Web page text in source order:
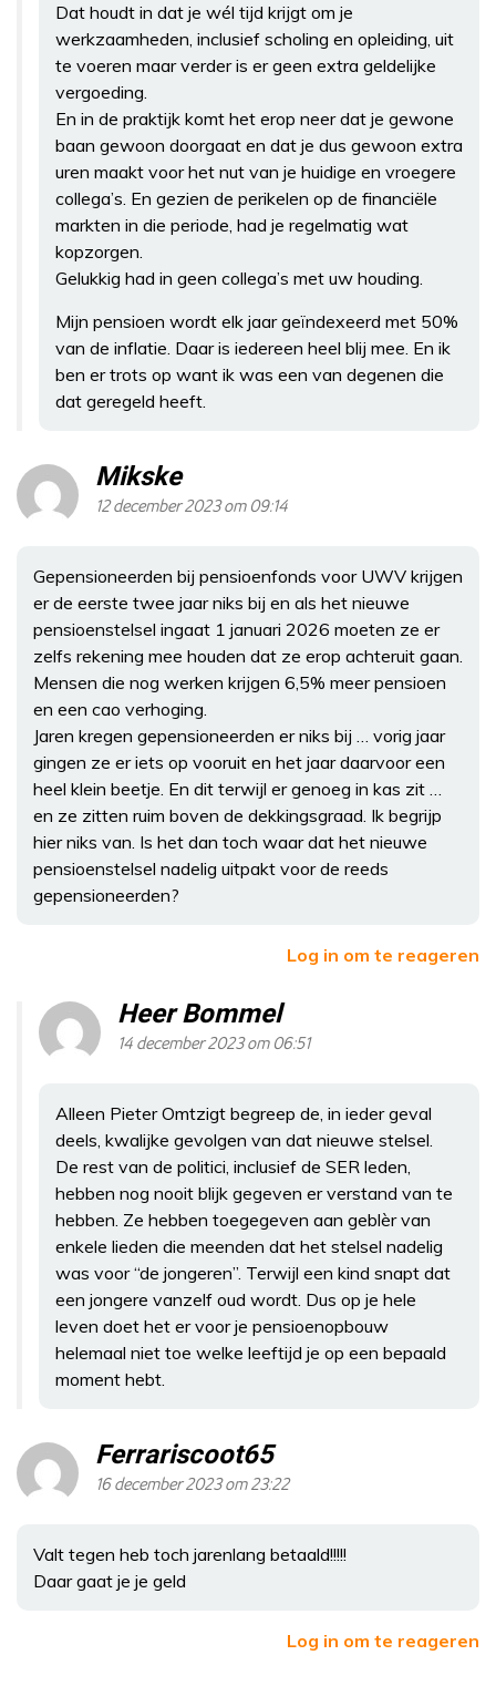
Dat houdt in dat je wél tijd krijgt om je
werkzaamheden, inclusief scholing en opleiding, uit
te voeren maar verder is er geen extra geldelijke
vergoeding.
En in de praktijk komt het erop neer dat je gewone
baan gewoon doorgaat en dat je dus gewoon extra
uren maakt voor het nut van je huidige en vroegere
collega’s. En gezien de perikelen op de financiële
markten in die periode, had je regelmatig wat
kopzorgen.
Gelukkig had in geen collega’s met uw houding.
Mijn pensioen wordt elk jaar geïndexeerd met 50%
van de inflatie. Daar is iedereen heel blij mee. En ik
ben er trots op want ik was een van degenen die
dat geregeld heeft.
Mikske
12 december 2023 om 09:14
Gepensioneerden bij pensioenfonds voor UWV krijgen
er de eerste twee jaar niks bij en als het nieuwe
pensioenstelsel ingaat 1 januari 2026 moeten ze er
zelfs rekening mee houden dat ze erop achteruit gaan.
Mensen die nog werken krijgen 6,5% meer pensioen
en een cao verhoging.
Jaren kregen gepensioneerden er niks bij … vorig jaar
gingen ze er iets op vooruit en het jaar daarvoor een
heel klein beetje. En dit terwijl er genoeg in kas zit …
en ze zitten ruim boven de dekkingsgraad. Ik begrijp
hier niks van. Is het dan toch waar dat het nieuwe
pensioenstelsel nadelig uitpakt voor de reeds
gepensioneerden?
Log in om te reageren
Heer Bommel
14 december 2023 om 06:51
Alleen Pieter Omtzigt begreep de, in ieder geval
deels, kwalijke gevolgen van dat nieuwe stelsel.
De rest van de politici, inclusief de SER leden,
hebben nog nooit blijk gegeven er verstand van te
hebben. Ze hebben toegegeven aan geblèr van
enkele lieden die meenden dat het stelsel nadelig
was voor “de jongeren”. Terwijl een kind snapt dat
een jongere vanzelf oud wordt. Dus op je hele
leven doet het er voor je pensioenopbouw
helemaal niet toe welke leeftijd je op een bepaald
moment hebt.
Ferrariscoot65
16 december 2023 om 23:22
Valt tegen heb toch jarenlang betaald!!!!!
Daar gaat je je geld
Log in om te reageren